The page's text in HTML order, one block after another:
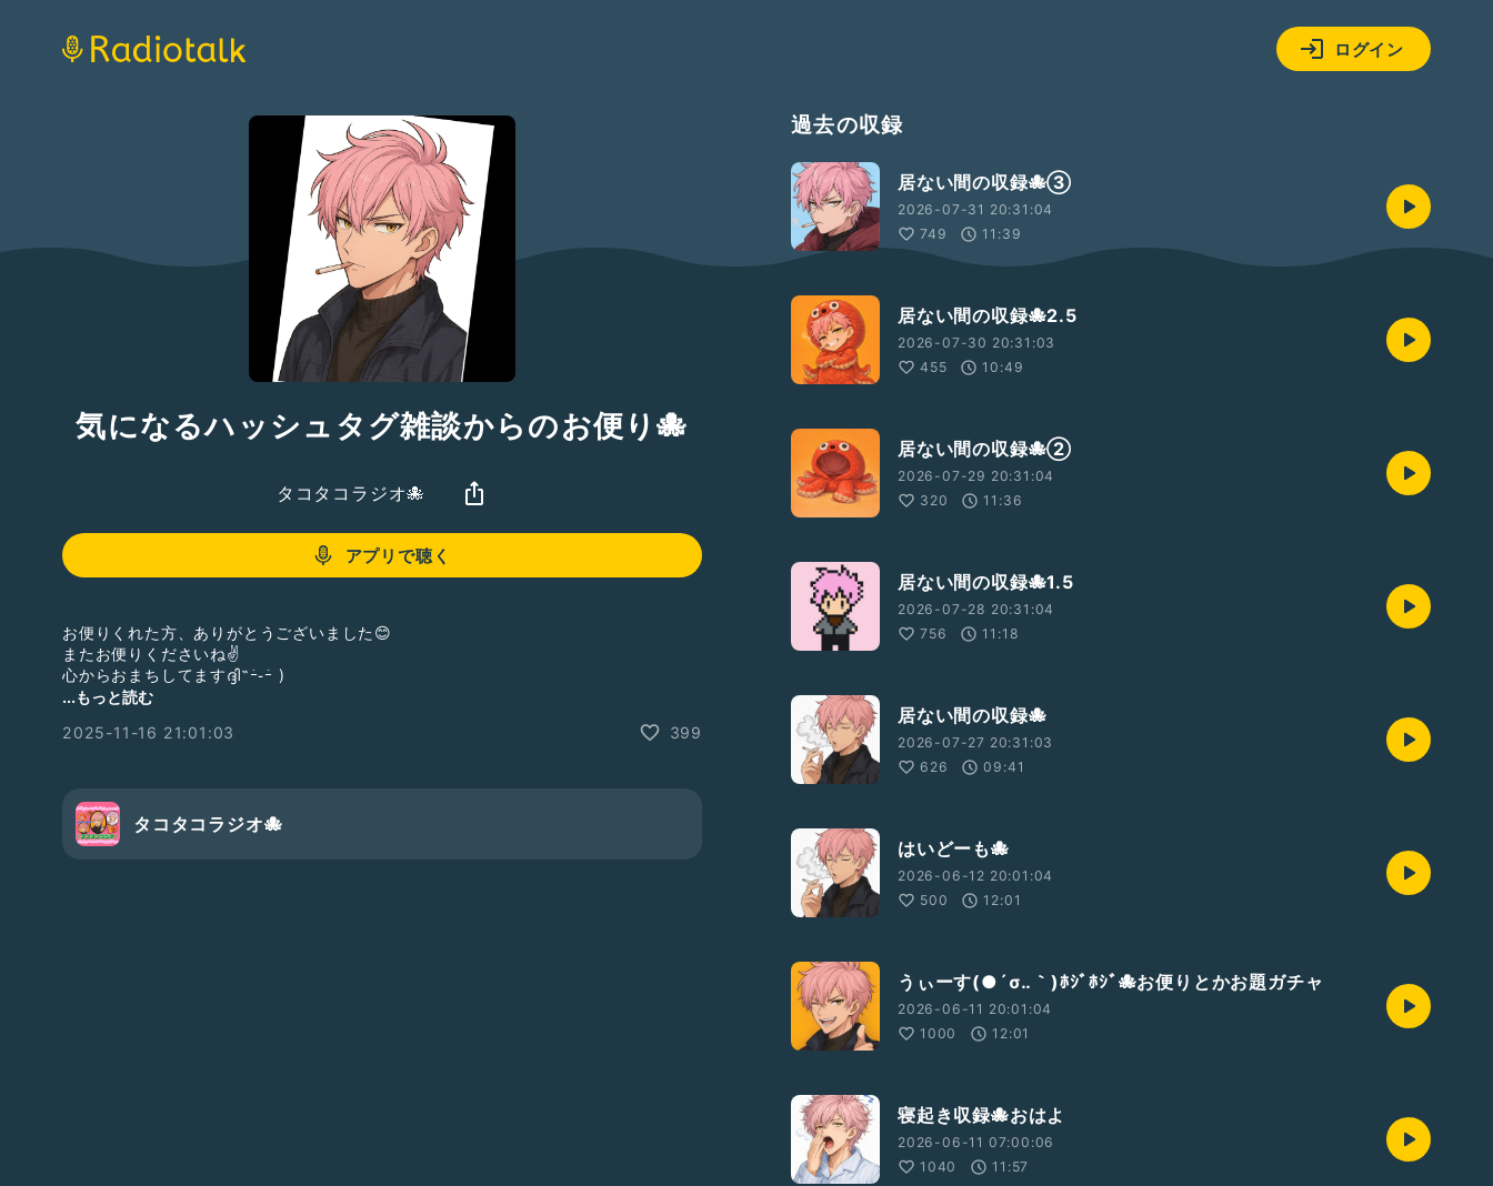
ログイン
気になるハッシュタグ雑談からのお便り🐙
タコタコラジオ🐙
アプリで聴く
お便りくれた方、ありがとうございました😊
またお便りくださいね✌️
心からおまちしてますദ്ദി˶ｰ̀֊ｰ́ )
...もっと読む
2025-11-16 21:01:03
399
タコタコラジオ🐙
過去の収録
居ない間の収録🐙③
2026-07-31 20:31:04
749
11:39
居ない間の収録🐙2.5
2026-07-30 20:31:03
455
10:49
居ない間の収録🐙②
2026-07-29 20:31:04
320
11:36
居ない間の収録🐙1.5
2026-07-28 20:31:04
756
11:18
居ない間の収録🐙
2026-07-27 20:31:03
626
09:41
はいどーも🐙
2026-06-12 20:01:04
500
12:01
うぃーす(●´σ‥｀)ﾎｼﾞﾎｼﾞ🐙お便りとかお題ガチャ
2026-06-11 20:01:04
1000
12:01
寝起き収録🐙おはよ
2026-06-11 07:00:06
1040
11:57